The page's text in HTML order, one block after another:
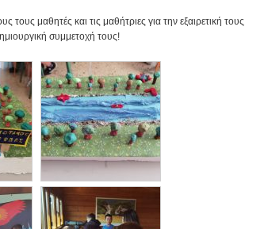
τους μαθητές και τις μαθήτριες για την εξαιρετική τους
συμμετοχή τους!